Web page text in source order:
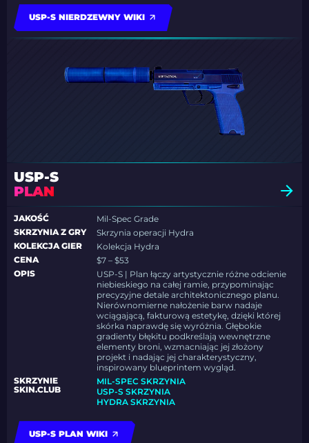
USP-S NIERDZEWNY WIKI
USP-S
PLAN
JAKOŚĆ
Mil-Spec Grade
SKRZYNIA Z GRY
Skrzynia operacji Hydra
KOLEKCJA GIER
Kolekcja Hydra
CENA
$7 – $53
OPIS
USP-S | Plan łączy artystycznie różne odcienie
niebieskiego na całej ramie, przypominając
precyzyjne detale architektonicznego planu.
Nierównomierne nałożenie barw nadaje
wciągającą, fakturową estetykę, dzięki której
skórka naprawdę się wyróżnia. Głębokie
gradienty błękitu podkreślają wewnętrzne
elementy broni, wzmacniając jej złożony
projekt i nadając jej charakterystyczny,
inspirowany blueprintem wygląd.
SKRZYNIE
SKIN.CLUB
MIL-SPEC SKRZYNIA
USP-S SKRZYNIA
HYDRA SKRZYNIA
USP-S PLAN WIKI